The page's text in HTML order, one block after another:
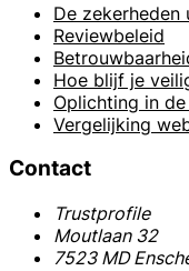
De zekerheden
Reviewbeleid
Hoe blijf je
Oplichting in
Vergelijking
Contact
Trustprofile
Moutlaan 32
7523 MD